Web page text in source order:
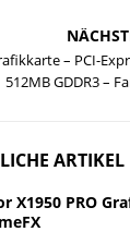
– PCI-
512MB GDDR3 –
ARTIKEL
X1950 PRO